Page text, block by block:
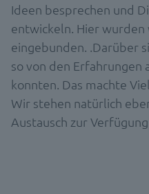
Ideen besprechen und
entwickeln. Hier
eingebunden. .Darüber
so von den
konnten. Das machte
Wir stehen natürlich
Austausch zur Verfügung